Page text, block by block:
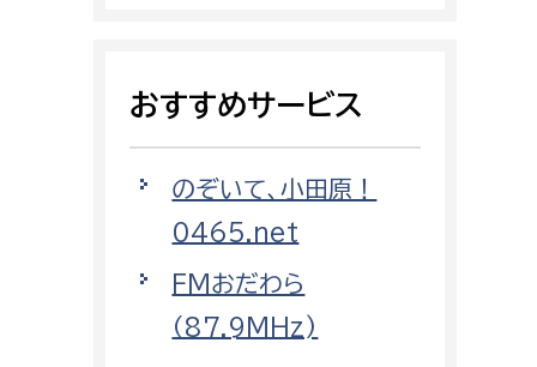
消防総務課
予防課
警防計画課
おすすめサービス
のぞいて、小田原！
0465.net
FMおだわら
（87.9MHz)